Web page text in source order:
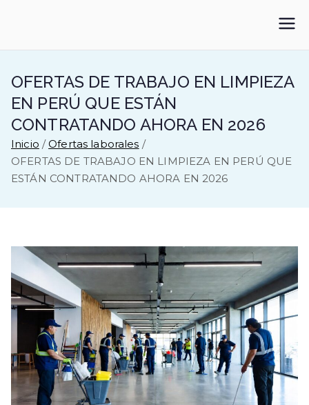
Empleos
OFERTAS DE TRABAJO EN LIMPIEZA
EN PERÚ QUE ESTÁN
CONTRATANDO AHORA EN 2026
Inicio
Ofertas laborales
OFERTAS DE TRABAJO EN LIMPIEZA EN PERÚ QUE
ESTÁN CONTRATANDO AHORA EN 2026